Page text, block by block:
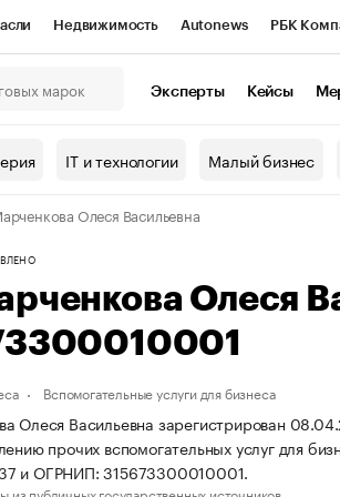
Недвижимость Autonews РБК
Проверка контрагентов
Эксперты Кейсы
IT и технологии Малый бизнес
Олеся Васильевна
Олеся
Вспомогательные услуги для бизнеса
Олеся Васильевна зарегистрирован
прочих вспомогательных услуг для
и ОГРНИП: 315673300010001.